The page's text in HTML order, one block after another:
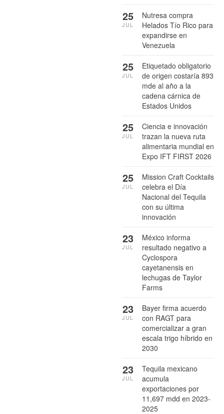
Nutresa compra
Helados Tío Rico para
expandirse en
Venezuela
25
JUL
Etiquetado obligatorio
de origen costaría 893
mde al año a la
cadena cárnica de
Estados Unidos
25
JUL
Ciencia e innovación
trazan la nueva ruta
alimentaria mundial en
Expo IFT FIRST 2026
25
JUL
Mission Craft Cocktails
celebra el Día
Nacional del Tequila
con su última
innovación
25
JUL
México informa
resultado negativo a
Cyclospora
cayetanensis en
lechugas de Taylor
Farms
23
JUL
Bayer firma acuerdo
con RAGT para
comercializar a gran
escala trigo híbrido en
2030
23
JUL
Tequila mexicano
acumula
exportaciones por
11,697 mdd en 2023-
2025
23
JUL